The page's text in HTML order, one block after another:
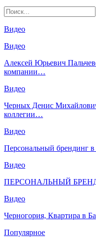
Видео
Видео
Алексей Юрьевич
компании…
Видео
Черных Денис
коллегии…
Видео
Персональный брендинг
Видео
ПЕРСОНАЛЬНЫЙ
Видео
Черногория, Квартира в
Популярное